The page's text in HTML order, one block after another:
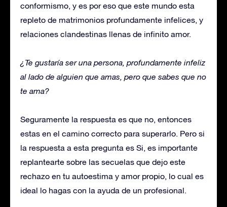
conformismo, y es por eso que este mundo esta
repleto de matrimonios profundamente infelices, y
relaciones clandestinas llenas de infinito amor.
¿Te gustaría ser una persona, profundamente infeliz
al lado de alguien que amas, pero que sabes que no
te ama?
Seguramente la respuesta es que no, entonces
estas en el camino correcto para superarlo. Pero si
la respuesta a esta pregunta es Si, es importante
replantearte sobre las secuelas que dejo este
rechazo en tu autoestima y amor propio, lo cual es
ideal lo hagas con la ayuda de un profesional.